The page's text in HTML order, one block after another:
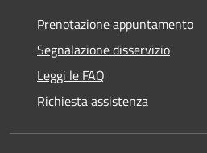
Prenotazione appuntamento
Segnalazione disservizio
Leggi le FAQ
Richiesta assistenza